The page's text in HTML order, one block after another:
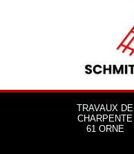
TRAVAUX DE
CHARPENTE
61 ORNE